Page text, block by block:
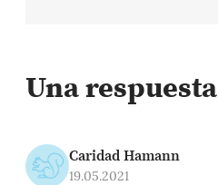
Una respuesta
Caridad Hamann
19.05.2021